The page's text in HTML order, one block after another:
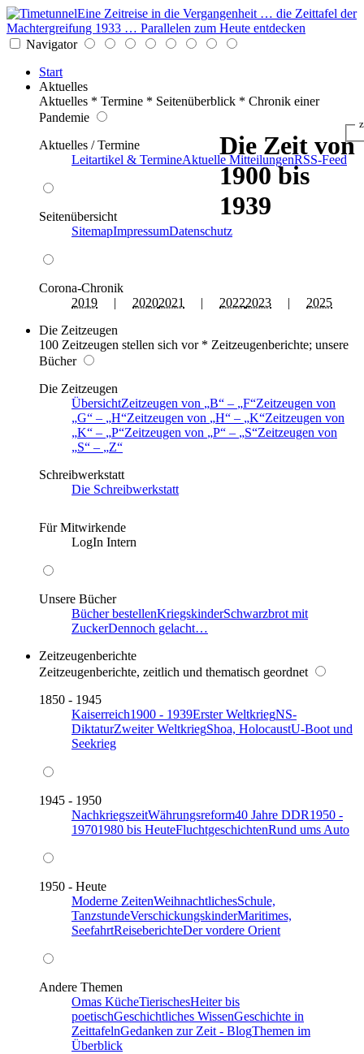
Eine Zeitreise in die Vergangenheit … die Zeittafel der
Machtergreifung 1933 … Parallelen zum Heute entdecken
Navigator
Start
Aktuelles
Aktuelles * Termine * Seitenüberblick * Chronik einer
Pandemie
Aktuelles / Termine
Leitartikel & TermineAktuelle MitteilungenRSS-Feed
Seitenübersicht
SitemapImpressumDatenschutz
Corona-Chronik
2019 | 20202021 | 20222023 | 2025
Die Zeitzeugen
100 Zeitzeugen stellen sich vor * Zeitzeugenberichte; unsere
Bücher
Die Zeitzeugen
ÜbersichtZeitzeugen von B – F Zeitzeugen von
G
– H Zeitzeugen von H – K Zeitzeugen von
K
– P Zeitzeugen von P – S Zeitzeugen von
S
–
Z
Schreibwerkstatt
Die Schreibwerkstatt
Für Mitwirkende
LogIn Intern
Unsere Bücher
Bücher bestellenKriegskinderSchwarzbrot mit
ZuckerDennoch gelacht…
Zeitzeugenberichte
Zeitzeugenberichte, zeitlich und thematisch geordnet
1850 - 1945
Kaiserreich1900 - 1939Erster WeltkriegNS-
DiktaturZweiter WeltkriegShoa, HolocaustU-Boot und
Seekrieg
1945 - 1950
NachkriegszeitWährungsreform40 Jahre DDR1950 -
19701980 bis HeuteFluchtgeschichtenRund ums Auto
1950 - Heute
Moderne ZeitenWeihnachtlichesSchule,
TanzstundeVerschickungskinderMaritimes,
SeefahrtReiseberichteDer vordere Orient
Andere Themen
Omas KücheTierischesHeiter bis
poetischGeschichtliches WissenGeschichte in
ZeittafelnGedanken zur Zeit - BlogThemen im
Überblick
Die Zeit von
1900 bis
1939